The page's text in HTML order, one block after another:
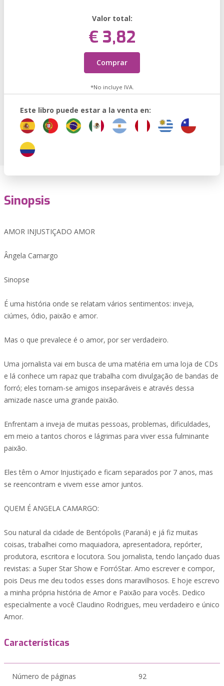
Valor total:
€ 3,82
Comprar
*No incluye IVA.
Este libro puede estar a la venta en:
Sinopsis
AMOR INJUSTIÇADO AMOR
Ângela Camargo
Sinopse
É uma história onde se relatam vários sentimentos: inveja,
ciúmes, ódio, paixão e amor.
Mas o que prevalece é o amor, por ser verdadeiro.
Uma jornalista vai em busca de uma matéria em uma loja de CDs
e lá conhece um rapaz que trabalha com divulgação de bandas de
forró; eles tornam-se amigos inseparáveis e através dessa
amizade nasce uma grande paixão.
Enfrentam a inveja de muitas pessoas, problemas, dificuldades,
em meio a tantos choros e lágrimas para viver essa fulminante
paixão.
Eles têm o Amor Injustiçado e ficam separados por 7 anos, mas
se reencontram e vivem esse amor juntos.
QUEM É ANGELA CAMARGO:
Sou natural da cidade de Bentópolis (Paraná) e já fiz muitas
coisas, trabalhei como maquiadora, apresentadora, repórter,
produtora, escritora e locutora. Sou jornalista, tendo lançado duas
revistas: a Super Star Show e ForróStar. Amo escrever e compor,
pois Deus me deu todos esses dons maravilhosos. E hoje escrevo
a minha própria história de Amor e Paixão para vocês. Dedico
especialmente a você Claudino Rodrigues, meu verdadeiro e único
Amor.
Características
Número de páginas 92